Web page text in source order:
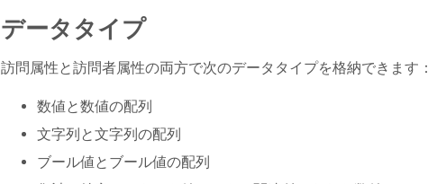
データタイプ
訪問属性と訪問者属性の両方で次のデータタイプを格納できます：
数値と数値の配列
文字列と文字列の配列
ブール値とブール値の配列